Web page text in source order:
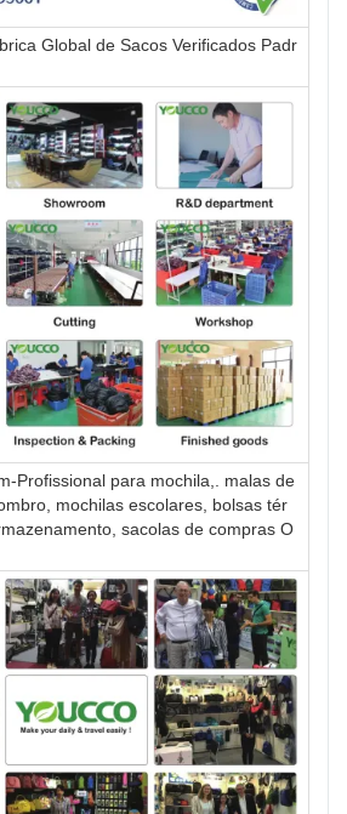
Global de Sacos Verificados Padr
Profissional para mochila,. malas de
mochilas escolares, bolsas tér
sacolas de compras O